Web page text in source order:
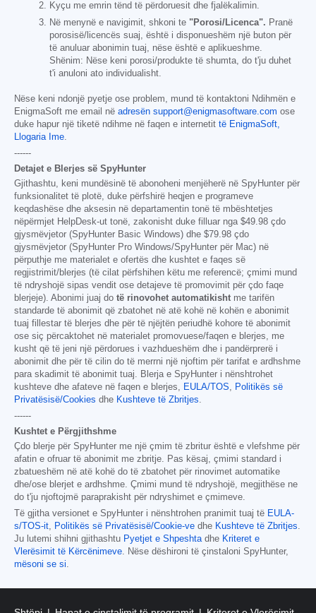
Kyçu me emrin tënd të përdoruesit dhe fjalëkalimin.
Në menynë e navigimit, shkoni te "Porosi/Licenca". Pranë
porosisë/licencës suaj, është i disponueshëm një buton për
të anuluar abonimin tuaj, nëse është e aplikueshme.
Shënim: Nëse keni porosi/produkte të shumta, do t'ju duhet
t'i anuloni ato individualisht.
Nëse keni ndonjë pyetje ose problem, mund të kontaktoni Ndihmën e
EnigmaSoft me email në adresën support@enigmasoftware.com ose
duke hapur një tiketë ndihme në faqen e internetit të EnigmaSoft,
Llogaria Ime.
------
Detajet e Blerjes së SpyHunter
Gjithashtu, keni mundësinë të abonoheni menjëherë në SpyHunter për
funksionalitet të plotë, duke përfshirë heqjen e programeve
keqdashëse dhe aksesin në departamentin tonë të mbështetjes
nëpërmjet HelpDesk-ut tonë, zakonisht duke filluar nga $49.98 çdo
gjysmëvjetor (SpyHunter Basic Windows) dhe $79.98 çdo
gjysmëvjetor (SpyHunter Pro Windows/SpyHunter për Mac) në
përputhje me materialet e ofertës dhe kushtet e faqes së
regjistrimit/blerjes (të cilat përfshihen këtu me referencë; çmimi mund
të ndryshojë sipas vendit ose detajeve të promovimit për çdo faqe
blerjeje). Abonimi juaj do të rinovohet automatikisht me tarifën
standarde të abonimit që zbatohet në atë kohë në kohën e abonimit
tuaj fillestar të blerjes dhe për të njëjtën periudhë kohore të abonimit
ose siç përcaktohet në materialet promovuese/faqen e blerjes, me
kusht që të jeni një përdorues i vazhdueshëm dhe i pandërprerë i
abonimit dhe për të cilin do të merrni një njoftim për tarifat e ardhshme
para skadimit të abonimit tuaj. Blerja e SpyHunter i nënshtrohet
kushteve dhe afateve në faqen e blerjes, EULA/TOS, Politikës së
Privatësisë/Cookies dhe Kushteve të Zbritjes.
------
Kushtet e Përgjithshme
Çdo blerje për SpyHunter me një çmim të zbritur është e vlefshme për
afatin e ofruar të abonimit me zbritje. Pas kësaj, çmimi standard i
zbatueshëm në atë kohë do të zbatohet për rinovimet automatike
dhe/ose blerjet e ardhshme. Çmimi mund të ndryshojë, megjithëse ne
do t'ju njoftojmë paraprakisht për ndryshimet e çmimeve.
Të gjitha versionet e SpyHunter i nënshtrohen pranimit tuaj të EULA-
s/TOS-it, Politikës së Privatësisë/Cookie-ve dhe Kushteve të Zbritjes.
Ju lutemi shihni gjithashtu Pyetjet e Shpeshtadhe Kriteret e
Vlerësimit të Kërcënimeve. Nëse dëshironi të çinstaloni SpyHunter,
mësoni se si.